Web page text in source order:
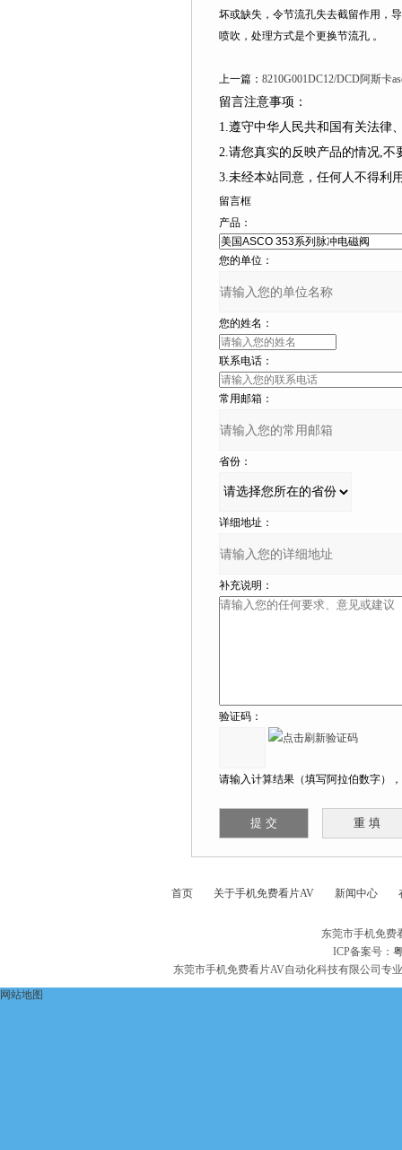
坏或缺失，令节流孔失去截留作用，
喷吹，处理方式是个更换节流孔 。
上一篇： 8210G001DC12/DCD阿斯卡
留言注意事项：
1.遵守中华人民共和国有关法律
2.请您真实的反映产品的情况,
3.未经本站同意，任何人不得利
留言框
产品：
您的单位：
您的姓名：
联系电话：
常用邮箱：
省份：
详细地址：
补充说明：
验证码：
请输入计算结果（填写阿拉伯数字）
首页 关于手机免费看片AV 新闻中心
东莞市手机免费
ICP备案号：
东莞市手机免费看片AV自动化科技有限公司专
网站地图